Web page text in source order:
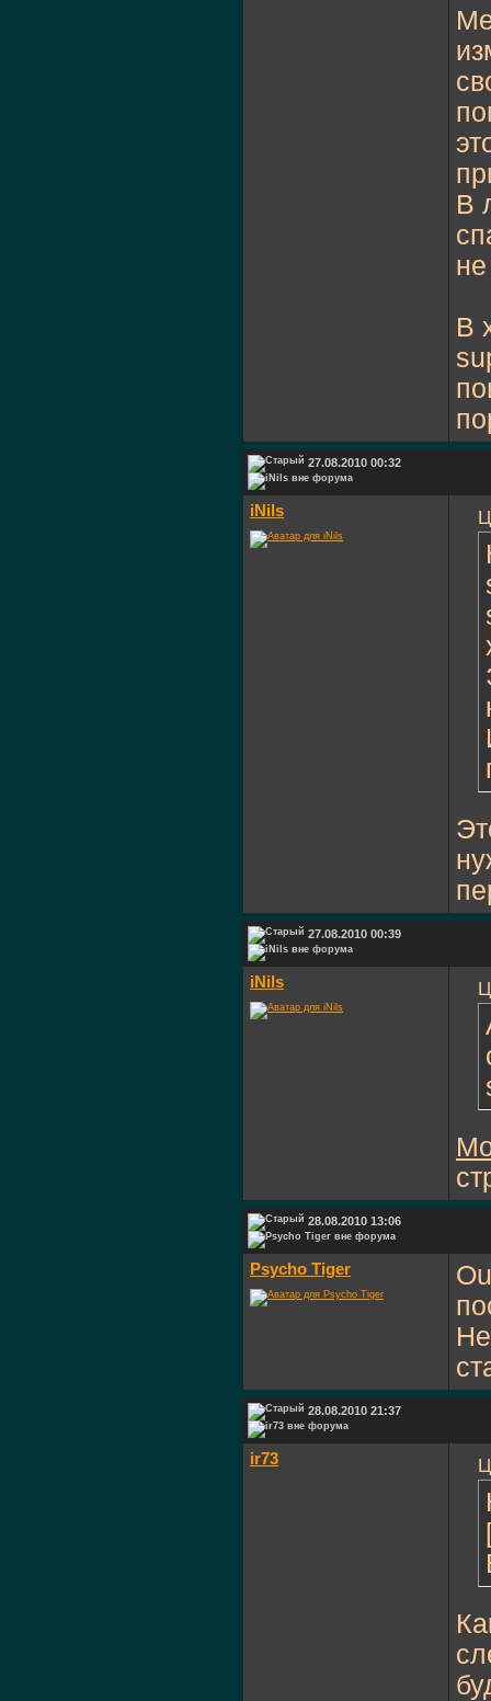
В
В
27.08.2010 00:32
iNils
27.08.2010 00:39
iNils
28.08.2010 13:06
Psycho Tiger
28.08.2010 21:37
ir73